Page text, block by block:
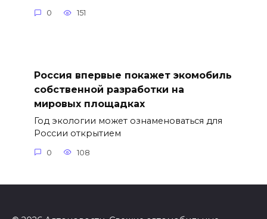
0 151
Россия впервые покажет экомобиль
собственной разработки на
мировых площадках
Год экологии может ознаменоваться для
России открытием
0 108